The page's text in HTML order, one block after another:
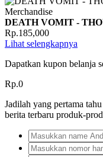
DEATH VOMIT -
Rp.185,000
Lihat selengkapnya
Dapatkan kupon belanja
Rp.0
Jadilah yang pertama
berita terbaru produk-